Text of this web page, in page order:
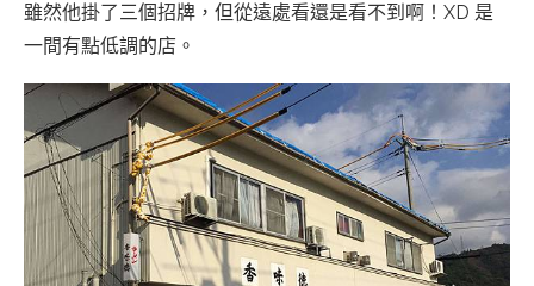
雖然他掛了三個招牌，但從遠處看還是看不到啊！XD 是
一間有點低調的店。